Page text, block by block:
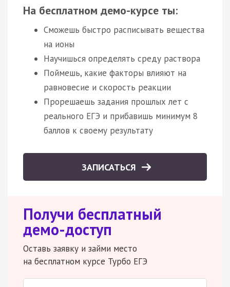
На бесплатном демо-курсе ты:
Сможешь быстро расписывать вещества
на ионы
Научишься определять среду раствора
Поймешь, какие факторы влияют на
равновесие и скорость реакции
Прорешаешь задания прошлых лет с
реального ЕГЭ и прибавишь минимум 8
баллов к своему результату
ЗАПИСАТЬСЯ
Получи бесплатный
демо-доступ
Оставь заявку и займи место
на бесплатном курсе Турбо ЕГЭ